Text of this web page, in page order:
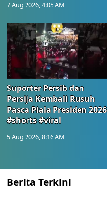
7 Aug 2026, 4:05 AM
Suporter Persib dan
Persija Kembali Rusuh
Pasca Piala Presiden 2026
#shorts #viral
5 Aug 2026, 8:16 AM
Berita Terkini